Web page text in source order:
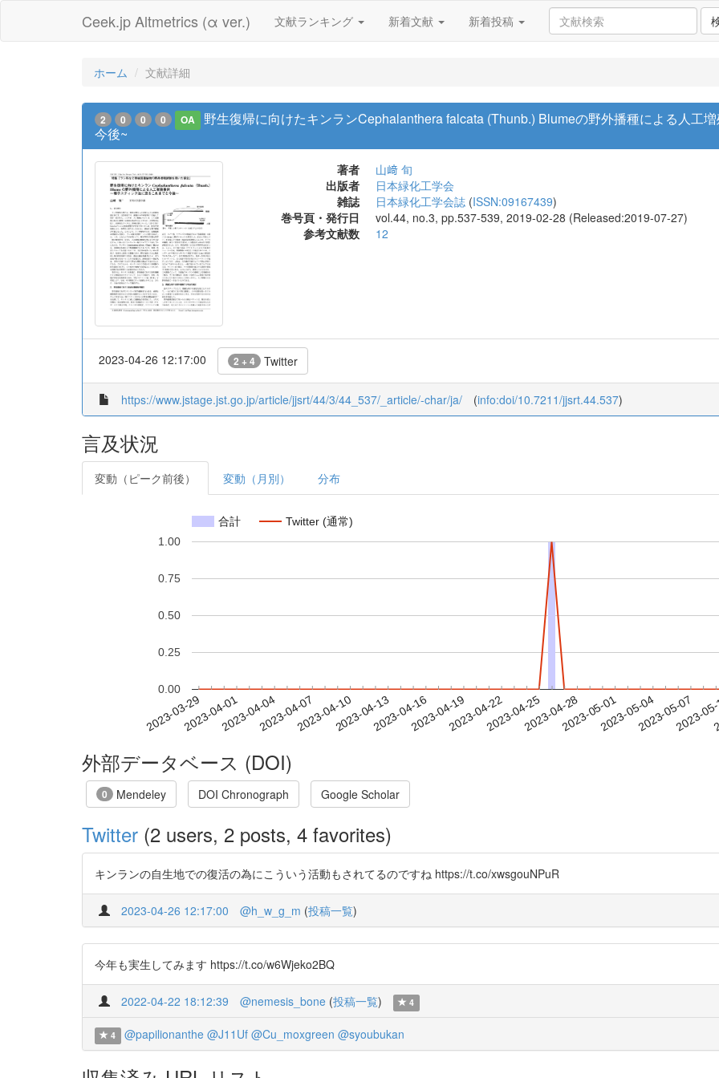
Ceek.jp Altmetrics (α ver.) 文献ランキング 新着文献 新着投稿
ホーム 文献詳細
2 0 0 0 OA
野生復帰に向けたキンランCephalanthera falcata (Thunb.) Blumeの野外播種による人工
今後~
著者
山﨑 旬
出版者
日本緑化工学会
雑誌
日本緑化工学会誌 (ISSN:09167439)
巻号頁・発行日
vol.44, no.3, pp.537-539, 2019-02-28 (Released:2019-07-27)
参考文献数
12
2023-04-26 12:17:00 2 + 4 Twitter
https://www.jstage.jst.go.jp/article/jjsrt/44/3/44_537/_article/-char/ja/ (info:doi/10.7211/jjsrt.44.537)
言及状況
変動（ピーク前後） 変動（月別） 分布
合計 Twitter (通常)
2023-03-292023-04-012023-04-042023-04-072023-04-102023-04-132023-04-162023-04-192023-04-222023-04-252023-04-282023-05-012023-05-042023-05-07
2023-
0.00
0.25
0.50
0.75
1.00
外部データベース (DOI)
0 Mendeley DOI Chronograph Google Scholar
Twitter (2 users, 2 posts, 4 favorites)
キンランの自生地での復活の為にこういう活動もされてるのですね https://t.co/xwsgouNPuR
2023-04-26 12:17:00 @h_w_g_m (投稿一覧)
今年も実生してみます https://t.co/w6Wjeko2BQ
2022-04-22 18:12:39 @nemesis_bone (投稿一覧) 4
4 @papilionanthe @J11Uf @Cu_moxgreen @syoubukan